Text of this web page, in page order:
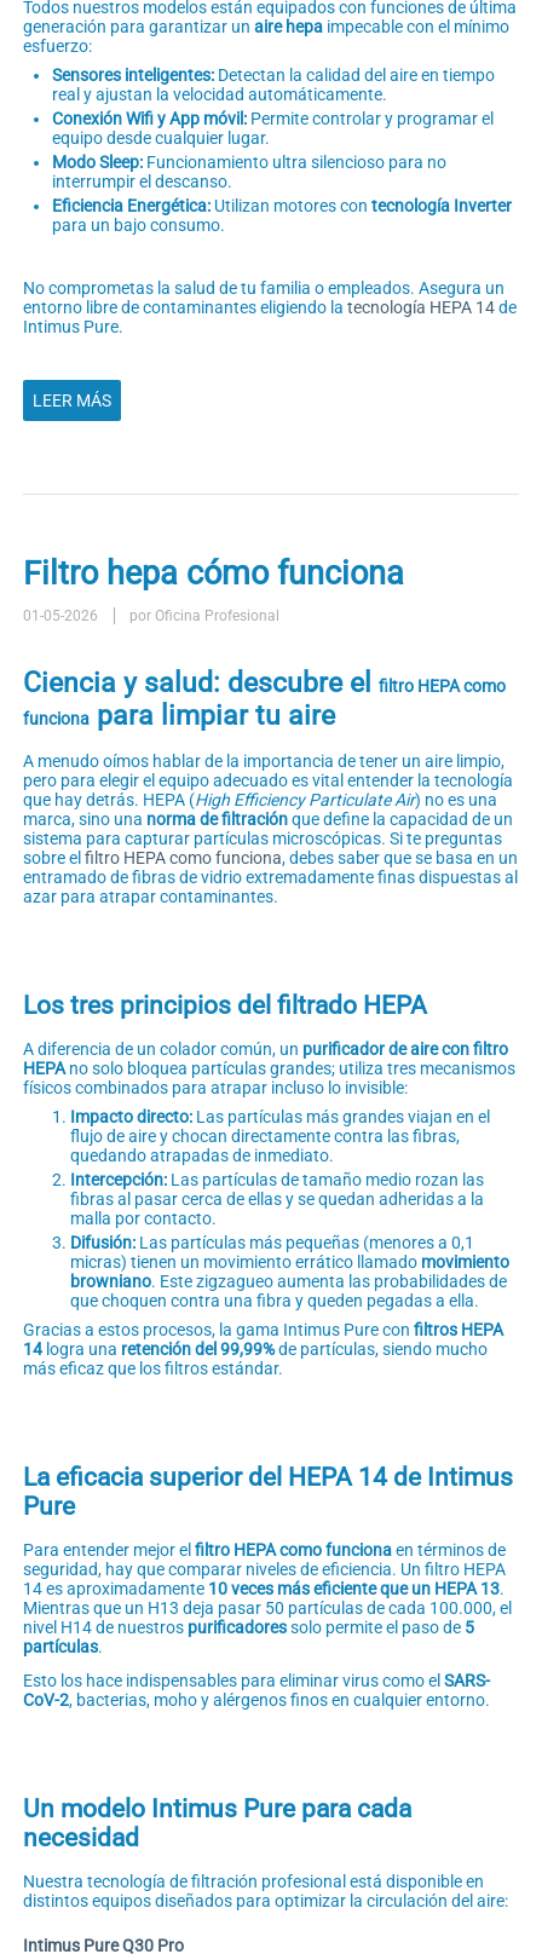
Todos nuestros modelos están equipados con funciones de última
generación para garantizar un aire hepa impecable con el mínimo
esfuerzo:
Sensores inteligentes: Detectan la calidad del aire en tiempo
real y ajustan la velocidad automáticamente.
Conexión Wifi y App móvil: Permite controlar y programar el
equipo desde cualquier lugar.
Modo Sleep: Funcionamiento ultra silencioso para no
interrumpir el descanso.
Eficiencia Energética: Utilizan motores con tecnología Inverter
para un bajo consumo.
No comprometas la salud de tu familia o empleados. Asegura un
entorno libre de contaminantes eligiendo la tecnología HEPA 14de
Intimus Pure.
LEER MÁS
Filtro hepa cómo funciona
01-05-2026 por Oficina Profesional
Ciencia y salud: descubre el
filtro HEPA como
funciona para limpiar tu aire
A menudo oímos hablar de la importancia de tener un aire limpio,
pero para elegir el equipo adecuado es vital entender la tecnología
que hay detrás. HEPA (High Efficiency Particulate Air) no es una
marca, sino una norma de filtraciónque define la capacidad de un
sistema para capturar partículas microscópicas. Si te preguntas
sobre el filtro HEPA como funciona, debes saber que se basa en un
entramado de fibras de vidrio extremadamente finas dispuestas al
azar para atrapar contaminantes.
Los tres principios del filtrado HEPA
A diferencia de un colador común, un purificador de aire con filtro
HEPA no solo bloquea partículas grandes; utiliza tres mecanismos
físicos combinados para atrapar incluso lo invisible:
Impacto directo: Las partículas más grandes viajan en el
flujo de aire y chocan directamente contra las fibras,
quedando atrapadas de inmediato.
Intercepción: Las partículas de tamaño medio rozan las
fibras al pasar cerca de ellas y se quedan adheridas a la
malla por contacto.
Difusión: Las partículas más pequeñas (menores a 0,1
micras) tienen un movimiento errático llamado movimiento
browniano. Este zigzagueo aumenta las probabilidades de
que choquen contra una fibra y queden pegadas a ella.
Gracias a estos procesos, la gama Intimus Pure con filtros HEPA
14logra una retención del 99,99%de partículas, siendo mucho
más eficaz que los filtros estándar.
La eficacia superior del HEPA 14 de Intimus
Pure
Para entender mejor el filtro HEPA como funcionaen términos de
seguridad, hay que comparar niveles de eficiencia. Un filtro HEPA
14 es aproximadamente 10 veces más eficiente que un HEPA 13.
Mientras que un H13 deja pasar 50 partículas de cada 100.000, el
nivel H14 de nuestros purificadoressolo permite el paso de 5
partículas.
Esto los hace indispensables para eliminar virus como el SARS-
CoV-2, bacterias, moho y alérgenos finos en cualquier entorno.
Un modelo Intimus Pure para cada
necesidad
Nuestra tecnología de filtración profesional está disponible en
distintos equipos diseñados para optimizar la circulación del aire:
Intimus Pure Q30 Pro